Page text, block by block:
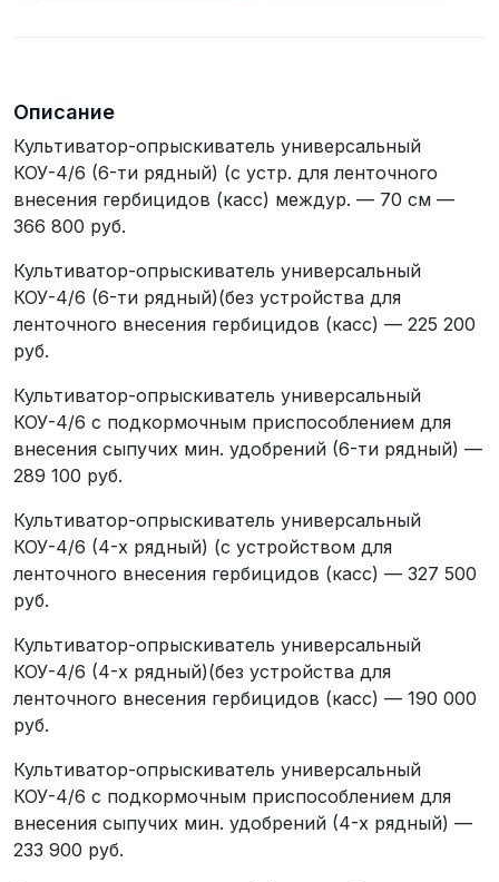
Описание
Культиватор-опрыскиватель универсальный
КОУ-4/6 (6-ти рядный) (с устр. для ленточного
внесения гербицидов (касс) междур. — 70 см —
366 800 руб.
Культиватор-опрыскиватель универсальный
КОУ-4/6 (6-ти рядный)(без устройства для
ленточного внесения гербицидов (касс) — 225 200
руб.
Культиватор-опрыскиватель универсальный
КОУ-4/6 с подкормочным приспособлением для
внесения сыпучих мин. удобрений (6-ти рядный) —
289 100 руб.
Культиватор-опрыскиватель универсальный
КОУ-4/6 (4-х рядный) (с устройством для
ленточного внесения гербицидов (касс) — 327 500
руб.
Культиватор-опрыскиватель универсальный
КОУ-4/6 (4-х рядный)(без устройства для
ленточного внесения гербицидов (касс) — 190 000
руб.
Культиватор-опрыскиватель универсальный
КОУ-4/6 с подкормочным приспособлением для
внесения сыпучих мин. удобрений (4-х рядный) —
233 900 руб.